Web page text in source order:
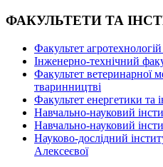
ФАКУЛЬТЕТИ ТА
Факультет
Інженерно-технічний
Факультет ветеринарної
тваринництві
Факультет енергетики та
Навчально-науковий
Навчально-науковий
Науково-дослідний
Алексеєвої